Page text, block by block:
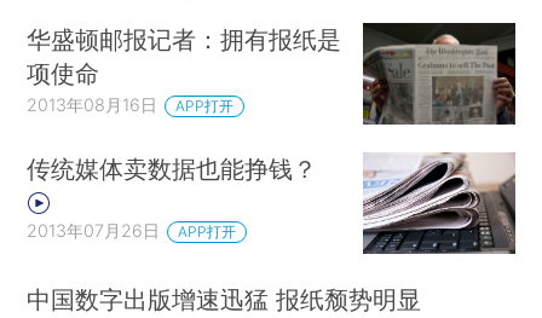
华盛顿邮报记者：拥有报纸是
项使命
2013年08月16日 APP打开
传统媒体卖数据也能挣钱？
2013年07月26日 APP打开
中国数字出版增速迅猛 报纸颓势明显